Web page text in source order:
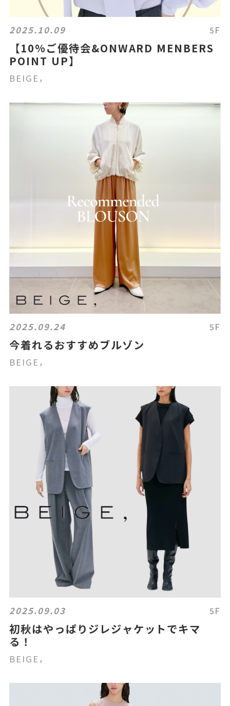
2025.10.09 5F
【10%ご優待会&ONWARD MENBERS
POINT UP】
BEIGE，
2025.09.24 5F
今着れるおすすめブルゾン
BEIGE，
2025.09.03 5F
初秋はやっぱりジレジャケットでキマ
る！
BEIGE，